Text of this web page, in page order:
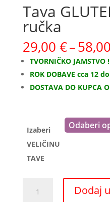
Tava
ručka
29,00 €–58,00
TVORNIČKO JAMSTVO
ROK DOBAVE cca 12
DOSTAVA DO KUPCA
Izaberi
VELIČINU
TAVE
GLUTEN
Dodaj